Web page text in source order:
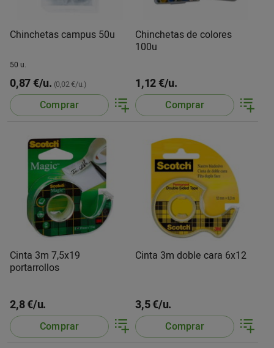
Chinchetas campus 50u
50 u.
0,87 €/u. (0,02 €/u.)
Comprar
Chinchetas de colores
100u
1,12 €/u.
Comprar
Cinta 3m 7,5x19
portarrollos
2,8 €/u.
Comprar
Cinta 3m doble cara 6x12
3,5 €/u.
Comprar